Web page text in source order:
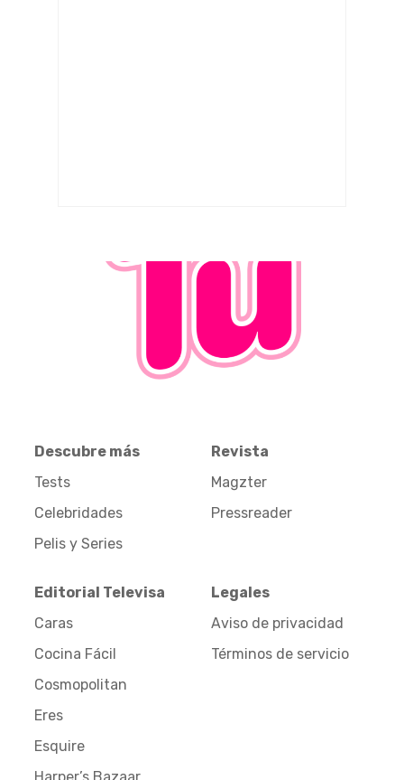
Descubre más
Tests
Celebridades
Pelis y Series
Revista
Magzter
Pressreader
Editorial Televisa
Caras
Cocina Fácil
Cosmopolitan
Eres
Esquire
Harper’s Bazaar
Legales
Aviso de privacidad
Términos de servicio